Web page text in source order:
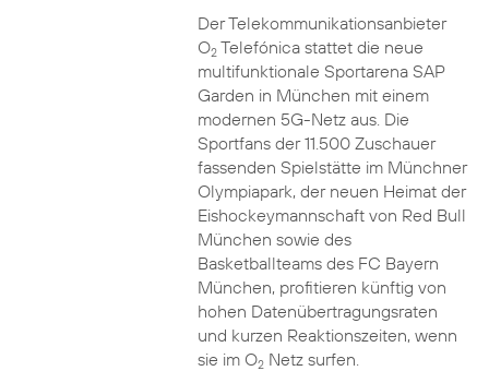
Der Telekommunikationsanbieter
O2Telefónica stattet die neue
multifunktionale Sportarena SAP
Garden in München mit einem
modernen 5G-Netz aus. Die
Sportfans der 11.500 Zuschauer
fassenden Spielstätte im Münchner
Olympiapark, der neuen Heimat der
Eishockeymannschaft von Red Bull
München sowie des
Basketballteams des FC Bayern
München, profitieren künftig von
hohen Datenübertragungsraten
und kurzen Reaktionszeiten, wenn
sie im O2Netz surfen.